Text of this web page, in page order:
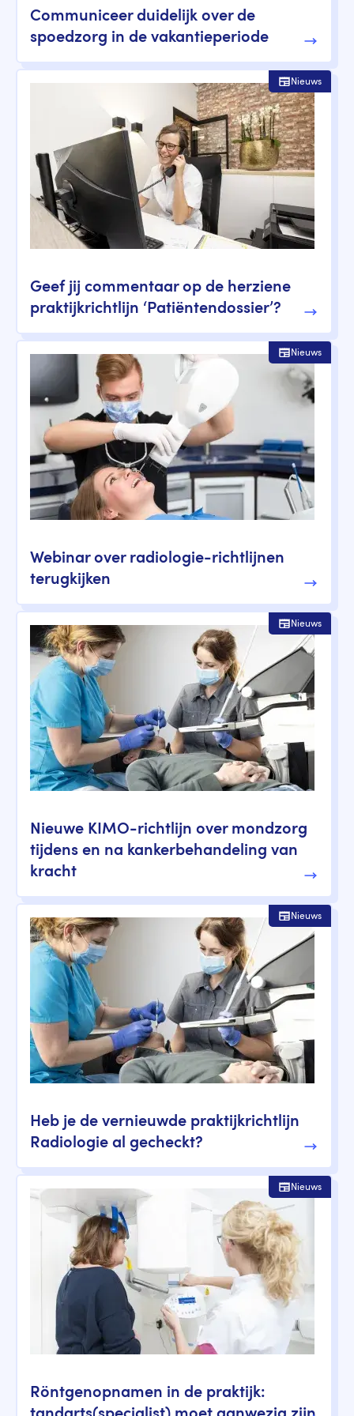
Communiceer duidelijk over de
spoedzorg in de vakantieperiode
Geef jij commentaar op de herziene
praktijkrichtlijn ‘Patiëntendossier’?
Nieuws
Webinar over radiologie-richtlijnen
terugkijken
Nieuws
Nieuwe KIMO-richtlijn over mondzorg
tijdens en na kankerbehandeling van
kracht
Nieuws
Heb je de vernieuwde praktijkrichtlijn
Radiologie al gecheckt?
Nieuws
Röntgenopnamen in de praktijk:
Nieuws